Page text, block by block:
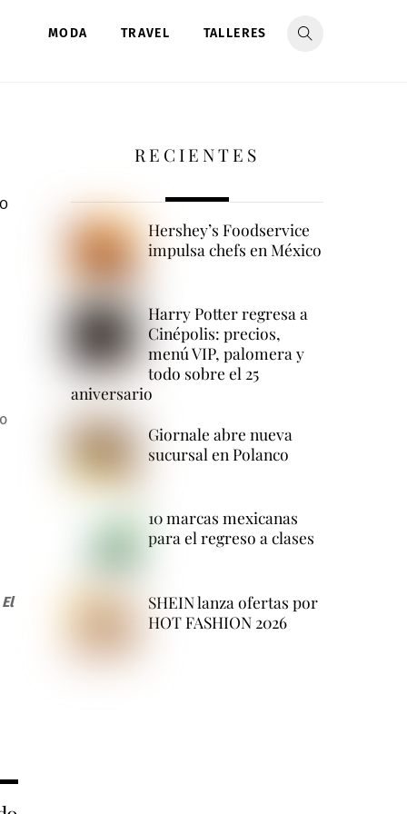
MODA TRAVEL TALLERES
El
RECIENTES
Hershey’s Foodservice
impulsa chefs en México
Harry Potter regresa a
Cinépolis: precios,
menú VIP, palomera y
todo sobre el 25
aniversario
Giornale abre nueva
sucursal en Polanco
10 marcas mexicanas
para el regreso a clases
SHEIN lanza ofertas por
HOT FASHION 2026